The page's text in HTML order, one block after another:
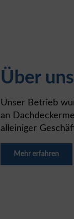
Über uns
Unser Betrieb
an
alleiniger
Mehr erfahren